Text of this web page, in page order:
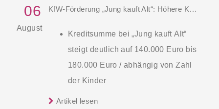
06
August
KfW-Förderung „Jung kauft Alt“: Höhere Kredite ab August 2026
Kreditsumme bei „Jung kauft Alt“
steigt deutlich auf 140.000 Euro bis
180.000 Euro / abhängig von Zahl
der Kinder
Die KfW und der Bund verbessern
Artikel lesen